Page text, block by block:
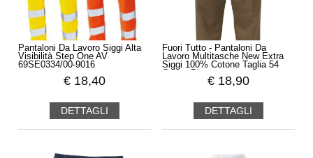
Pantaloni Da Lavoro Siggi Alta
Visibilità Step One AV
69SE0334/00-9016
€ 18,40
DETTAGLI
Fuori Tutto - Pantaloni Da
Lavoro Multitasche New Extra
Siggi 100% Cotone Taglia 54
€ 18,90
DETTAGLI